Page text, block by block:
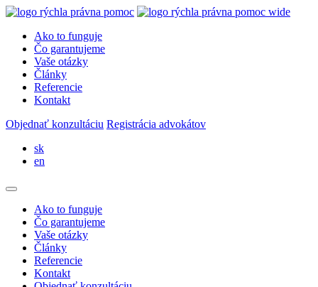
Ako to funguje
Čo garantujeme
Vaše otázky
Články
Referencie
Kontakt
Objednať konzultáciu Registrácia advokátov
sk
en
Ako to funguje
Čo garantujeme
Vaše otázky
Články
Referencie
Kontakt